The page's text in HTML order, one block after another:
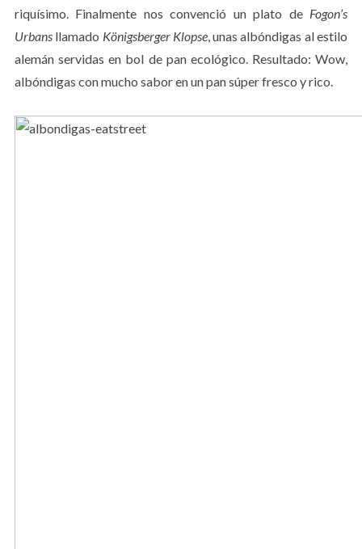
riquísimo. Finalmente nos convenció un plato de Fogon’s
Urbansllamado Königsberger Klopse, unas albóndigas al estilo
alemán servidas en bol de pan ecológico. Resultado: Wow,
albóndigas con mucho sabor en un pan súper fresco y rico.